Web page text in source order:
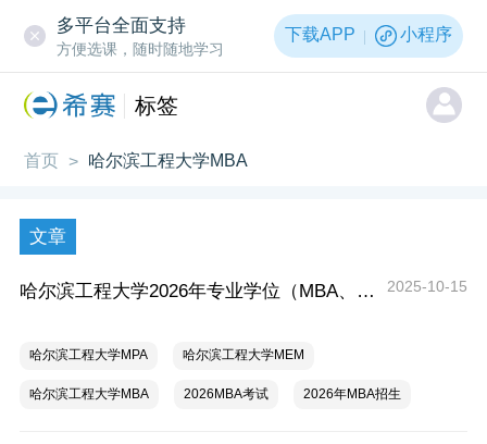
多平台全面支持
方便选课，随时随地学习
下载APP 小程序
标签
首页 > 哈尔滨工程大学MBA
文章
哈尔滨工程大学2026年专业学位（MBA、MPA、MEM）研究生招生简章 2025-10-15
哈尔滨工程大学MPA 哈尔滨工程大学MEM
哈尔滨工程大学MBA 2026MBA考试 2026年MBA招生